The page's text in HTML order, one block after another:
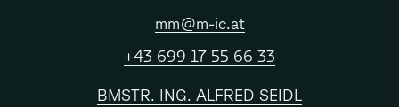
mm@m-ic.at
+43 699 17 55 66 33
BMSTR. ING. ALFRED SEIDL